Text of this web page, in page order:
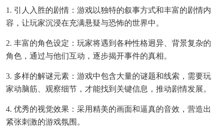
1. 引人入胜的剧情：游戏以独特的叙事方式和丰富的剧情内
容，让玩家沉浸在充满悬疑与恐怖的世界中。
2. 丰富的角色设定：玩家将遇到各种性格迥异、背景复杂的
角色，通过与他们互动，逐步揭开事件的真相。
3. 多样的解谜元素：游戏中包含大量的谜题和线索，需要玩
家动脑筋、观察细节，才能找到关键信息，推动剧情发展。
4. 优秀的视觉效果：采用精美的画面和逼真的音效，营造出
紧张刺激的游戏氛围。